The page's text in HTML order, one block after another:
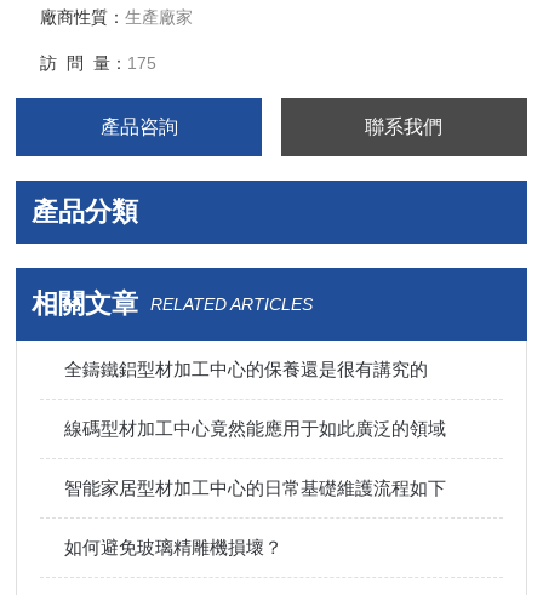
廠商性質：生產廠家
訪 問 量： 175
產品咨詢 聯系我們
產品分類
相關文章 RELATED ARTICLES
全鑄鐵鋁型材加工中心的保養還是很有講究的
線碼型材加工中心竟然能應用于如此廣泛的領域
智能家居型材加工中心的日常基礎維護流程如下
如何避免玻璃精雕機損壞？